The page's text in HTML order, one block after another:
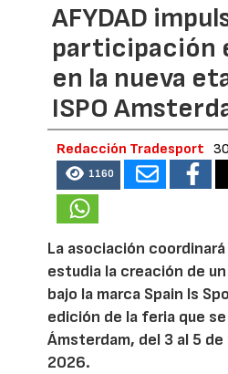
AFYDAD
participación
en la nueva
ISPO
Redacción Tradesport
1160
La asociación coordinará
estudia la creación de
bajo la marca Spain Is
edición de la feria que
Ámsterdam, del 3 al 5
2026.